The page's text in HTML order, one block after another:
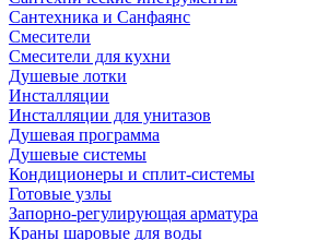
Сантехника и Санфаянс
Смесители
Смесители для кухни
Душевые лотки
Инсталляции
Инсталляции для унитазов
Душевая программа
Душевые системы
Кондиционеры и сплит-системы
Готовые узлы
Запорно-регулирующая арматура
Краны шаровые для воды